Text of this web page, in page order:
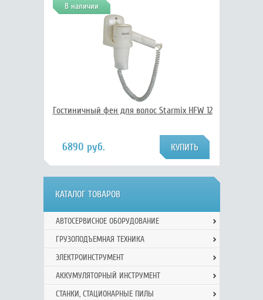
В наличии
Гостиничный фен для волос Starmix HFW 12
6890 руб.
КАТАЛОГ ТОВАРОВ
АВТОСЕРВИСНОЕ ОБОРУДОВАНИЕ
ГРУЗОПОДЪЕМНАЯ ТЕХНИКА
ЭЛЕКТРОИНСТРУМЕНТ
АККУМУЛЯТОРНЫЙ ИНСТРУМЕНТ
СТАНКИ, СТАЦИОНАРНЫЕ ПИЛЫ